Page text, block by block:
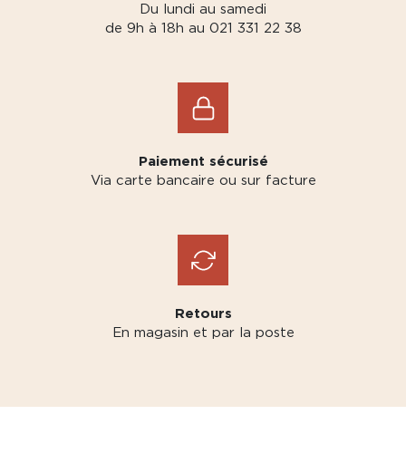
Du lundi au samedi
de 9h à 18h au 021 331 22 38
Paiement sécurisé
Via carte bancaire ou sur facture
Retours
En magasin et par la poste